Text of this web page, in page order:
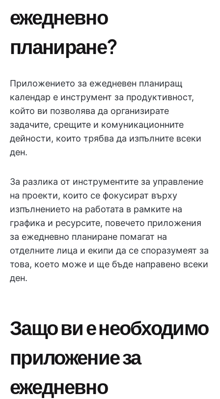
ежедневно
планиране?
Приложението за ежедневен планиращ
календар е инструмент за продуктивност,
който ви позволява да организирате
задачите, срещите и комуникационните
дейности, които трябва да изпълните всеки
ден.
За разлика от инструментите за управление
на проекти, които се фокусират върху
изпълнението на работата в рамките на
графика и ресурсите, повечето приложения
за ежедневно планиране помагат на
отделните лица и екипи да се споразумеят за
това, което може и ще бъде направено всеки
ден.
Защо ви е необходимо
приложение за
ежедневно